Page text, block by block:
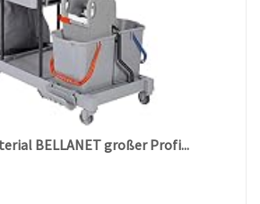
BELLANET großer Profi...